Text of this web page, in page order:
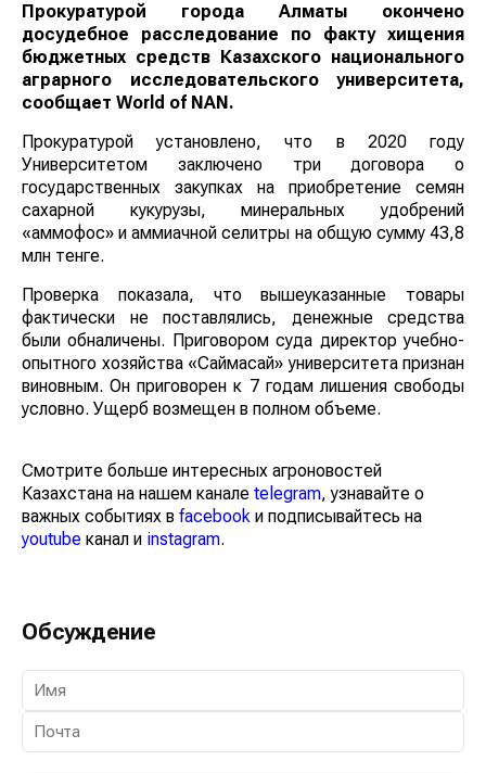
Прокуратурой города Алматы окончено
досудебное расследование по факту хищения
бюджетных средств Казахского национального
аграрного исследовательского университета,
сообщает World of NAN.
Прокуратурой установлено, что в 2020 году
Университетом заключено три договора о
государственных закупках на приобретение семян
сахарной кукурузы, минеральных удобрений
«аммофос» и аммиачной селитры на общую сумму 43,8
млн тенге.
Проверка показала, что вышеуказанные товары
фактически не поставлялись, денежные средства
были обналичены. Приговором суда директор учебно-
опытного хозяйства «Саймасай» университета признан
виновным. Он приговорен к 7 годам лишения свободы
условно. Ущерб возмещен в полном объеме.
Смотрите больше интересных агроновостей
Казахстана на нашем канале telegram, узнавайте о
важных событиях в facebook и подписывайтесь на
youtube канал и instagram.
Обсуждение